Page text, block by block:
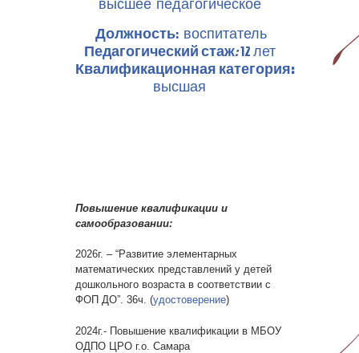
Должность: воспитатель
Педагогический стаж:12 лет
Квалификационная категория:
высшая
Повышение квалификации и
самообразовании:
2026г. – “Развитие элементарных
математических представлений у детей
дошкольного возраста в соответствии с
ФОП ДО”. 36ч. (удостоверение)
2024г.- Повышение квалификации в МБОУ
ОДПО ЦРО г.о. Самара